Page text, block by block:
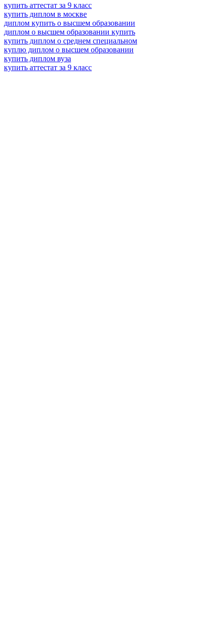
купить аттестат за 9 класс
купить диплом в москве
диплом купить о высшем образовании
диплом о высшем образовании купить
купить диплом о среднем специальном
куплю диплом о высшем образовании
купить диплом вуза
купить аттестат за 9 класс